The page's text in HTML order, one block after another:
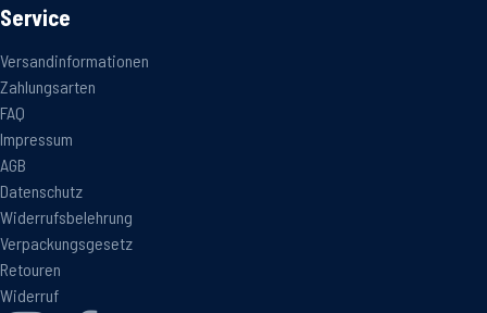
Service
Versandinformationen
Zahlungsarten
FAQ
Impressum
AGB
Datenschutz
Widerrufsbelehrung
Verpackungsgesetz
Retouren
Widerruf